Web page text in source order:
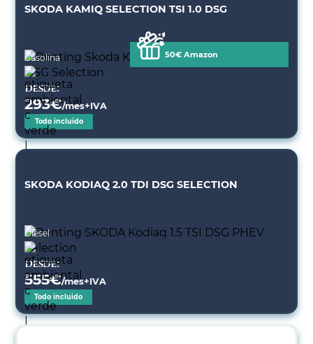
SKODA KAMIQ SELECTION TSI 1.0 DSG
Gasolina 50€ Amazon
Desde:
293€/mes+IVA
Todo incluido
SKODA KODIAQ 2.0 TDI DSG SELECTION
Diésel
Desde:
555€/mes+IVA
Todo incluido